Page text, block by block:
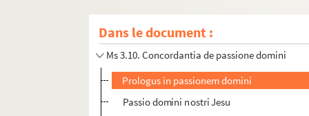
Dans le document :
Ms 3.8. Histoire de Haguenau
Ms 3.9. Histoire de Haguenau
Ms 3.10. Concordantia de passione domini
Prologus in passionem domini
Passio domini nostri Jesu